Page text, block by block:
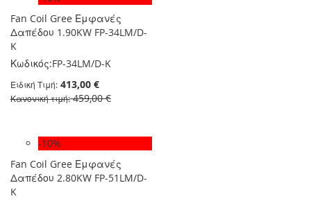
Fan Coil Gree Εμφανές
Δαπέδου 1.90KW FP-34LM/D-
K
Κωδικός:FP-34LM/D-K
Ειδική Τιμή 413,00 €
Κανονική τιμή 459,00 €
-10%
Fan Coil Gree Εμφανές
Δαπέδου 2.80KW FP-51LM/D-
K